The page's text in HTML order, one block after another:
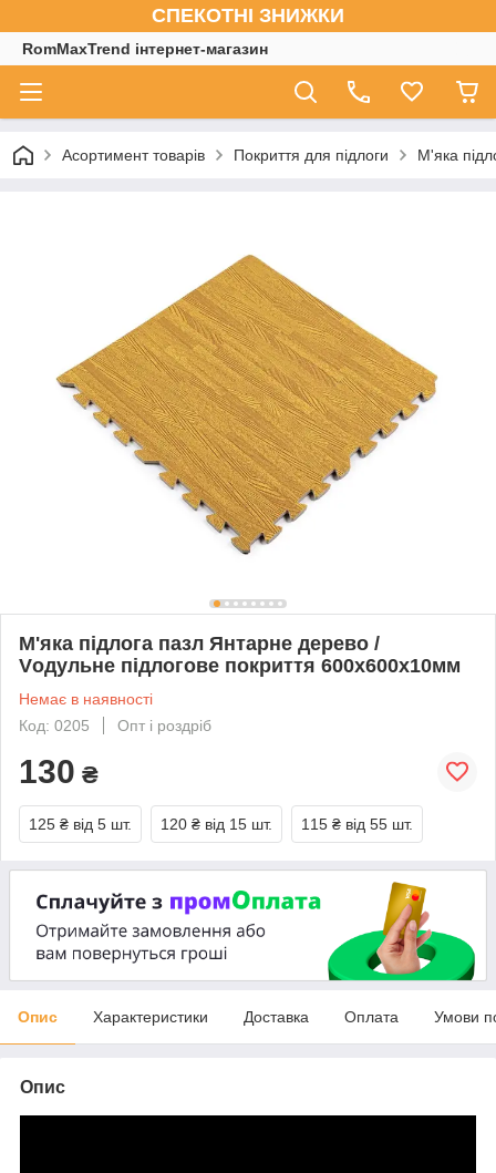
СПЕКОТНІ ЗНИЖКИ
RomMaxTrend інтернет-магазин
Асортимент товарів Покриття для підлоги М'яка
М'яка підлога пазл Янтарне дерево /
Vодульне підлогове покриття 600x600x10мм
Немає в наявності
Код: 0205
Опт і роздріб
130 ₴
125 ₴ від 5 шт. 120 ₴ від 15 шт. 115 ₴ від 55 шт.
Опис Характеристики Доставка Оплата Умови
Опис